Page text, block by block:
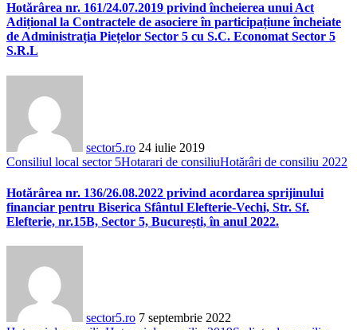
Hotărârea nr. 161/24.07.2019 privind încheierea unui Act
Adițional la Contractele de asociere în participațiune încheiate
de Administrația Piețelor Sector 5 cu S.C. Economat Sector 5
S.R.L
sector5.ro 24 iulie 2019
Consiliul local sector 5Hotarari de consiliuHotărâri de consiliu 2022
Hotărârea nr. 136/26.08.2022 privind acordarea sprijinului
financiar pentru Biserica Sfântul Elefterie-Vechi, Str. Sf.
Elefterie, nr.15B, Sector 5, București, în anul 2022.
sector5.ro 7 septembrie 2022